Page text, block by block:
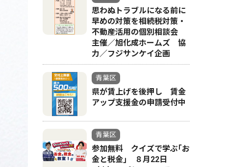
思わぬトラブルになる前に
早めの対策を相続税対策・
不動産活用の個別相談会
主催／旭化成ホームズ 協
力／フジサンケイ企画
青葉区
県が賃上げを後押し 賃金
アップ支援金の申請受付中
青葉区
参加無料 クイズで学ぶ｢お
金と税金｣ ８月22日